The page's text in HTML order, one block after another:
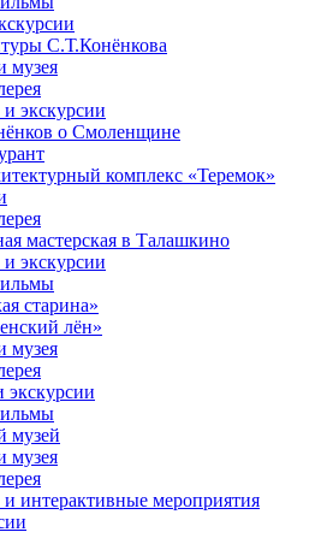
С.Т.Конёнкова
музея
экскурсии
о Смоленщине
комплекс «Теремок»
мастерская в Талашкино
экскурсии
старина»
лён»
музея
экскурсии
музей
музея
интерактивные мероприятия